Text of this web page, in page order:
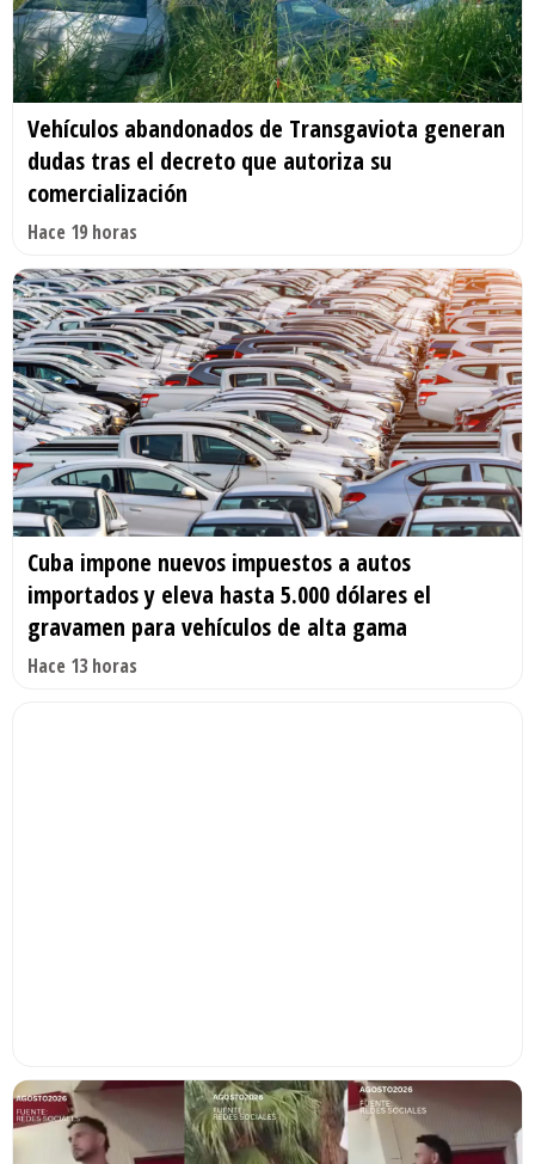
Vehículos abandonados de Transgaviota generan
dudas tras el decreto que autoriza su
comercialización
Hace 19 horas
Cuba impone nuevos impuestos a autos
importados y eleva hasta 5.000 dólares el
gravamen para vehículos de alta gama
Hace 13 horas